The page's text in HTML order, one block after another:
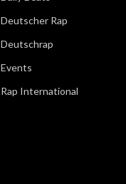
Deutscher Rap
Deutschrap
Events
Rap International